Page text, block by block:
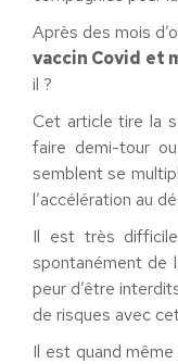
Après des mois
vaccin Covid et
il ?
Cet article tire la
faire demi-tour
semblent se
l’accélération au
Il est très
spontanément de
peur d’être
de risques avec
Il est quand